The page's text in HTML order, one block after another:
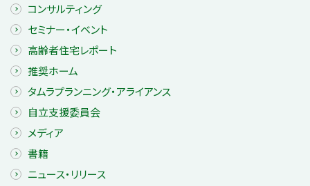
コンサルティング
セミナー・イベント
高齢者住宅レポート
推奨ホーム
タムラプランニング・アライアンス
自立支援委員会
メディア
書籍
ニュース・リリース